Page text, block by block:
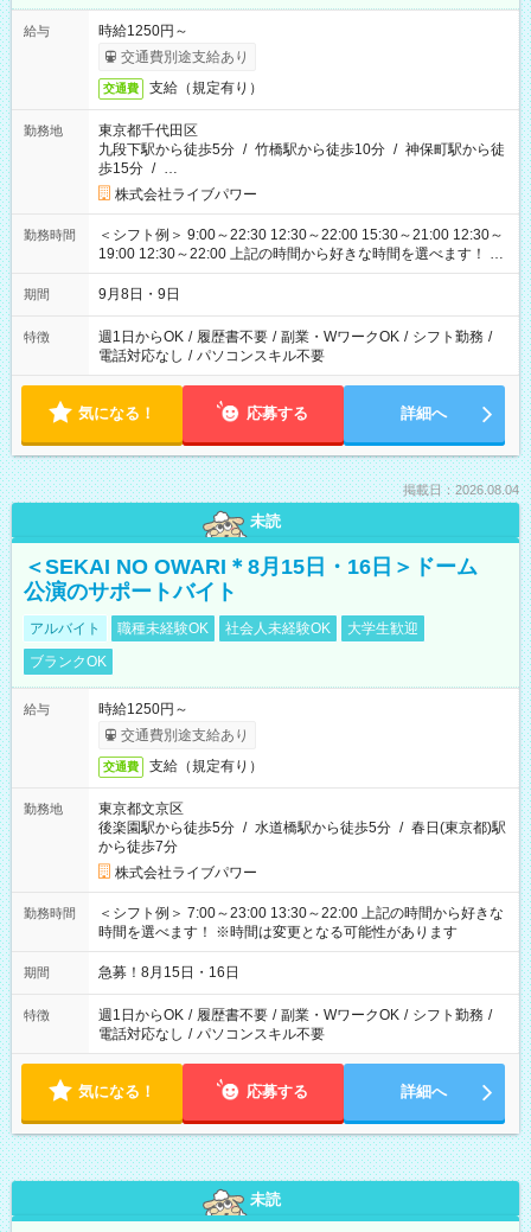
給与
時給1250円～
交通費別途支給あり
交通費 支給（規定有り）
勤務地
東京都千代田区
九段下駅から徒歩5分 / 竹橋駅から徒歩10分 / 神保町駅から徒
歩15分 / …
株式会社ライブパワー
勤務時間
＜シフト例＞ 9:00～22:30 12:30～22:00 15:30～21:00 12:30～
19:00 12:30～22:00 上記の時間から好きな時間を選べます！ ※
時間は変更となる可能性があります
期間 9月8日・9日
特徴 週1日からOK / 履歴書不要 / 副業・WワークOK / シフト勤務 /
電話対応なし / パソコンスキル不要
気になる！ 応募する 詳細へ
掲載日：2026.08.04
未読
＜SEKAI NO OWARI＊8月15日・16日＞ドーム
公演のサポートバイト
アルバイト 職種未経験OK 社会人未経験OK
大学生歓迎
ブランクOK
給与
時給1250円～
交通費別途支給あり
交通費 支給（規定有り）
勤務地
東京都文京区
後楽園駅から徒歩5分 / 水道橋駅から徒歩5分 / 春日(東京都)駅
から徒歩7分
株式会社ライブパワー
勤務時間
＜シフト例＞ 7:00～23:00 13:30～22:00 上記の時間から好きな
時間を選べます！ ※時間は変更となる可能性があります
期間 急募！8月15日・16日
特徴 週1日からOK / 履歴書不要 / 副業・WワークOK / シフト勤務 /
電話対応なし / パソコンスキル不要
気になる！ 応募する 詳細へ
未読